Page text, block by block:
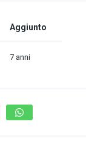
Aggiunto
7 anni